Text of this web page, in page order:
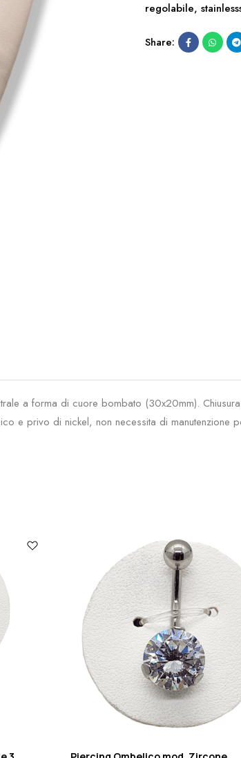
regolabile,
Share:
a forma di cuore bombato (30x20mm).
e privo di nickel, non necessita di manutenzione